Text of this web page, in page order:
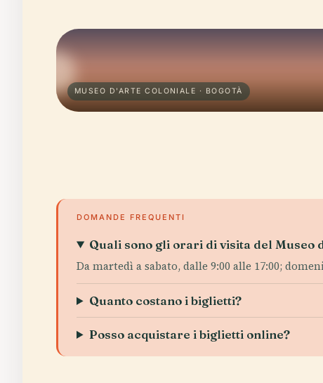
MUSEO D'ARTE COLONIALE · BOGOTÀ
DOMANDE FREQUENTI
Quali sono gli orari di visita del Museo
Da martedì a sabato, dalle 9:00 alle 17:00;
Quanto costano i biglietti?
Posso acquistare i biglietti online?